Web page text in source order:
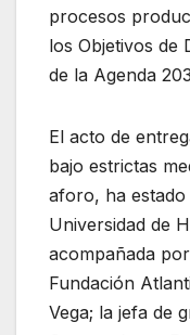
procesos
los Objetivos de
de la Agenda
El acto de
bajo estrictas
aforo, ha
Universidad de
acompañada
Fundación
Vega; la jefa de